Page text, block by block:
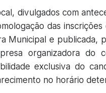
divulgados com
das
Municipal e publicada,
organizadora do
exclusiva do
no horário